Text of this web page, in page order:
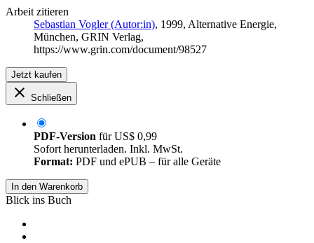
Arbeit zitieren
Sebastian Vogler (Autor:in), 1999, Alternative Energie,
München, GRIN Verlag,
https://www.grin.com/document/98527
Jetzt kaufen
Schließen
PDF-Version fürUS$ 0,99
Sofort herunterladen. Inkl. MwSt.
Format: PDF und ePUB – für alle Geräte
In den Warenkorb
Blick ins Buch